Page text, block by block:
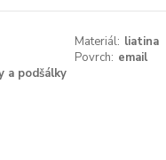
Materiál: liatina
Povrch: email
a podšálky